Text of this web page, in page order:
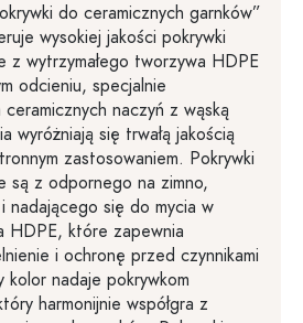
do ceramicznych garnków”
wysokiej jakości pokrywki
z wytrzymałego tworzywa HDPE
odcieniu, specjalnie
naczyń z wąską
wyróżniają się trwałą jakością
zastosowaniem. Pokrywki
są z odpornego na zimno,
nadającego się do mycia w
HDPE, które zapewnia
i ochronę przed czynnikami
kolor nadaje pokrywkom
harmonijnie współgra z